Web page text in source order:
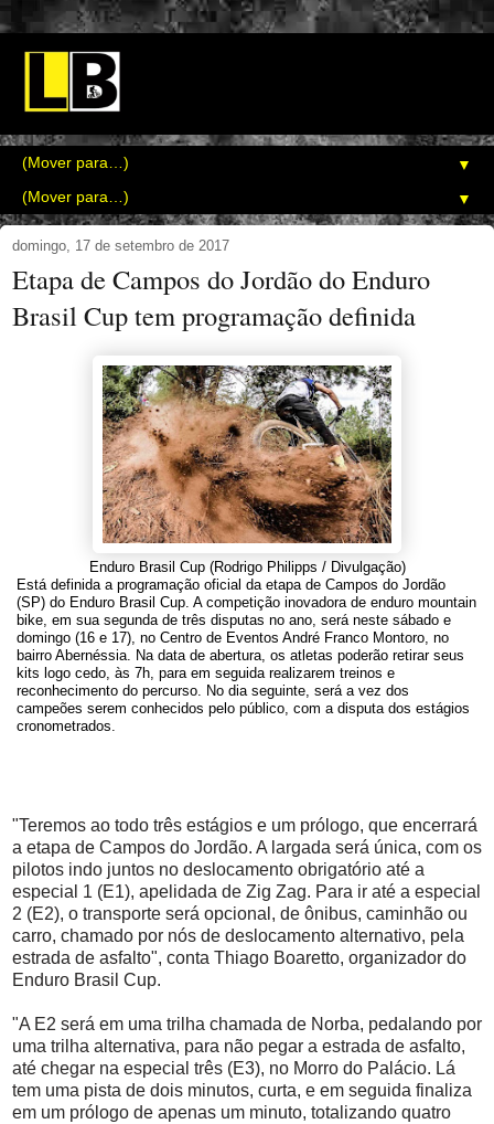
▼
▼
domingo, 17 de setembro de 2017
Etapa de Campos do Jordão do Enduro
Brasil Cup tem programação definida
Enduro Brasil Cup (Rodrigo Philipps / Divulgação)
Está definida a programação oficial da etapa de Campos do Jordão
(SP) do Enduro Brasil Cup. A competição inovadora de enduro mountain
bike, em sua segunda de três disputas no ano, será neste sábado e
domingo (16 e 17), no Centro de Eventos André Franco Montoro, no
bairro Abernéssia. Na data de abertura, os atletas poderão retirar seus
kits logo cedo, às 7h, para em seguida realizarem treinos e
reconhecimento do percurso. No dia seguinte, será a vez dos
campeões serem conhecidos pelo público, com a disputa dos estágios
cronometrados.
"Teremos ao todo três estágios e um prólogo, que encerrará
a etapa de Campos do Jordão. A largada será única, com os
pilotos indo juntos no deslocamento obrigatório até a
especial 1 (E1), apelidada de Zig Zag. Para ir até a especial
2 (E2), o transporte será opcional, de ônibus, caminhão ou
carro, chamado por nós de deslocamento alternativo, pela
estrada de asfalto", conta Thiago Boaretto, organizador do
Enduro Brasil Cup.
"A E2 será em uma trilha chamada de Norba, pedalando por
uma trilha alternativa, para não pegar a estrada de asfalto,
até chegar na especial três (E3), no Morro do Palácio. Lá
tem uma pista de dois minutos, curta, e em seguida finaliza
em um prólogo de apenas um minuto, totalizando quatro